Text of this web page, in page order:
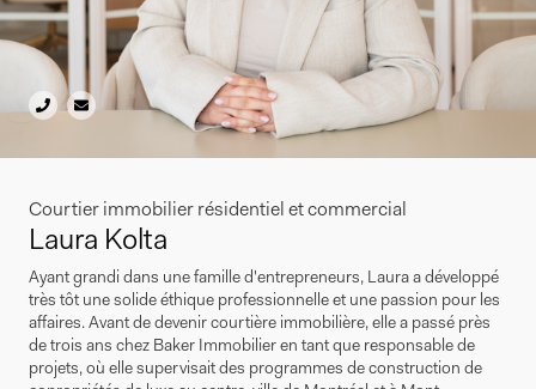
Courtier immobilier résidentiel et commercial
Laura Kolta
Ayant grandi dans une famille d'entrepreneurs, Laura a développé
très tôt une solide éthique professionnelle et une passion pour les
affaires. Avant de devenir courtière immobilière, elle a passé près
de trois ans chez Baker Immobilier en tant que responsable de
projets, où elle supervisait des programmes de construction de